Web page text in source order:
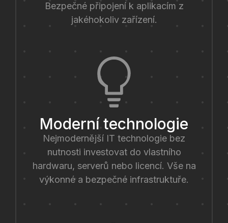
Bezpečné připojení k aplikacím z
jakéhokoliv zařízení.
Moderní technologie
Nejmodernější IT technologie bez
nutnosti investovat do vlastního
hardwaru, serverů nebo licencí. Vše na
výkonné a bezpečné infrastruktuře.